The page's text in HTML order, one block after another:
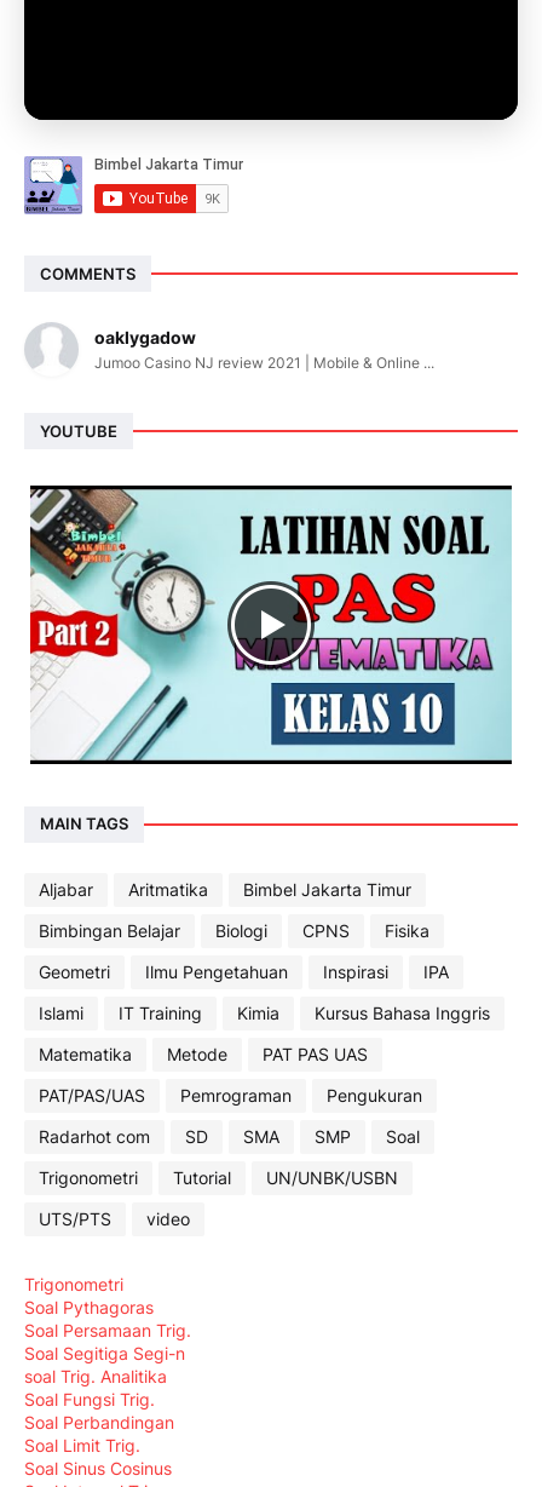
COMMENTS
oaklygadow
Jumoo Casino NJ review 2021 | Mobile & Online ...
YOUTUBE
MAIN TAGS
Aljabar Aritmatika
Bimbel Jakarta Timur
Bimbingan Belajar
Biologi CPNS
Fisika
Geometri
Ilmu Pengetahuan Inspirasi
IPA
Islami
IT Training Kimia
Kursus Bahasa Inggris
Matematika
Metode
PAT PAS UAS
PAT/PAS/UAS
Pemrograman
Pengukuran
Radarhot com
SD SMA SMP
Soal
Trigonometri
Tutorial
UN/UNBK/USBN
UTS/PTS
video
Trigonometri
Soal Pythagoras
Soal Persamaan Trig.
Soal Segitiga Segi-n
soal Trig. Analitika
Soal Fungsi Trig.
Soal Perbandingan
Soal Limit Trig.
Soal Sinus Cosinus